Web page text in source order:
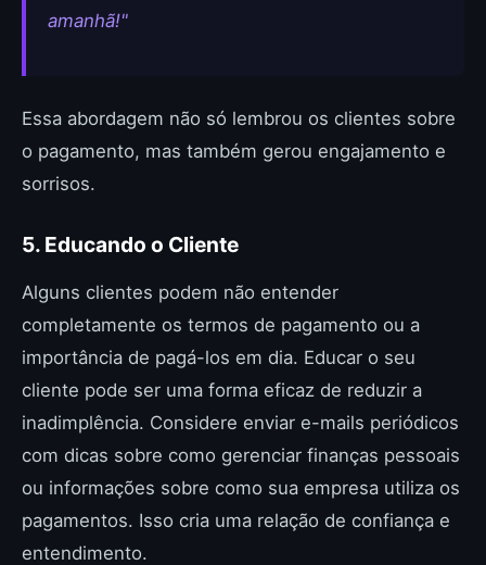
amanhã!"
Essa abordagem não só lembrou os clientes sobre
o pagamento, mas também gerou engajamento e
sorrisos.
5. Educando o Cliente
Alguns clientes podem não entender
completamente os termos de pagamento ou a
importância de pagá-los em dia. Educar o seu
cliente pode ser uma forma eficaz de reduzir a
inadimplência. Considere enviar e-mails periódicos
com dicas sobre como gerenciar finanças pessoais
ou informações sobre como sua empresa utiliza os
pagamentos. Isso cria uma relação de confiança e
entendimento.